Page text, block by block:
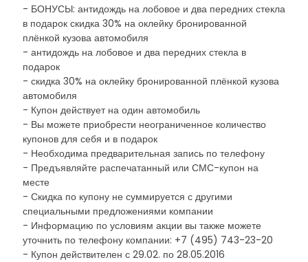
- БОНУСЫ: антидождь на лобовое и два передних стекла
в подарок скидка 30% на оклейку бронированной
плёнкой кузова автомобиля
- антидождь на лобовое и два передних стекла в
подарок
- скидка 30% на оклейку бронированной плёнкой кузова
автомобиля
- Купон действует на один автомобиль
- Вы можете приобрести неограниченное количество
купонов для себя и в подарок
- Необходима предварительная запись по телефону
- Предъявляйте распечатанный или СМС-купон на
месте
- Скидка по купону не суммируется с другими
специальными предложениями компании
- Информацию по условиям акции вы также можете
уточнить по телефону компании: +7 (495) 743-23-20
- Купон действителен с 29.02. по 28.05.2016